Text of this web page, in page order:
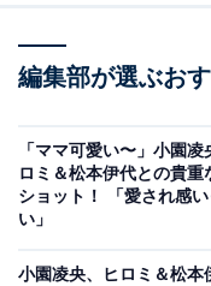
編集部が選ぶお
「ママ可愛い〜」小園凌
ロミ＆松本伊代との貴重
ショット！ 「愛され感
い」
小園凌央、ヒロミ＆松本